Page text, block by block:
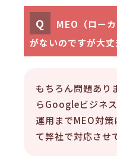
Q
MEO（ロー
がないのですが大
もちろん問題あり
らGoogleビジネ
運用までMEO対
て弊社で対応させ